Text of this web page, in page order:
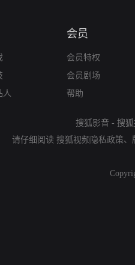
人
会员
会员特权
会员剧场
帮助
搜狐影音 - 搜
请仔细阅读 搜狐视频隐私政策、